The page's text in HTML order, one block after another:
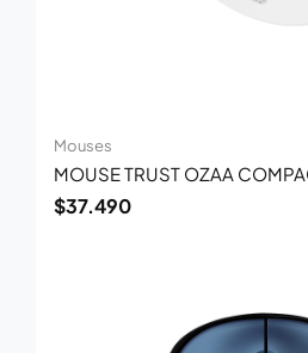
Mouses
MOUSE TRUST OZAA
$37.490